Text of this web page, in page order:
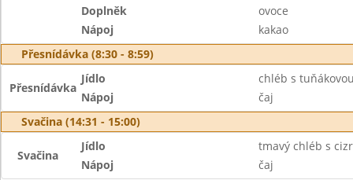
Doplněk
ovoce
Nápoj
kakao
Přesnídávka (8:30 - 8:59)
Přesnídávka
Jídlo
chléb s
Nápoj
čaj
Svačina (14:31 - 15:00)
Svačina
Jídlo
tmavý chléb s
Nápoj
čaj